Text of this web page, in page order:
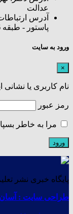
عدالت
آدرس
پاستور - طبقه 6 - واحد 12
ورود به سایت
×
نام کاربری یا نشانی
رمز عبور
مرا به خاطر
پایگاه خبری نشر
طراحی سایت :